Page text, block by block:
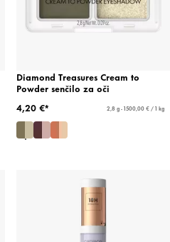
Diamond Treasures Cream to
Powder senčilo za oči
4,20 €*
2,8 g - 1500,00 € / 1 kg